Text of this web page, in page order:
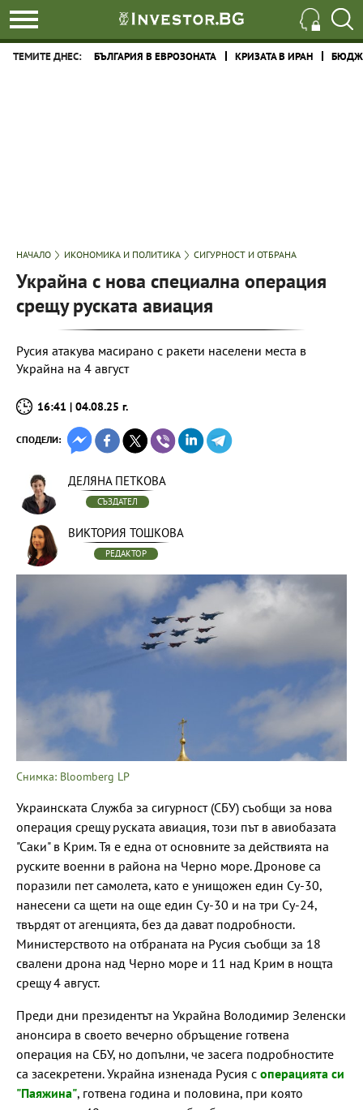
ТЕМИТЕ ДНЕС: БЪЛГАРИЯ В ЕВРОЗОНАТА КРИЗАТА В ИРАН
НАЧАЛО ИКОНОМИКА И ПОЛИТИКА СИГУРНОСТ И ОТБРАНА
Украйна с нова специална операция
срещу руската авиация
Русия атакува масирано с ракети населени места в
Украйна на 4 август
16:41 | 04.08.25 г.
СПОДЕЛИ:
ДЕЛЯНА ПЕТКОВА
СЪЗДАТЕЛ
ВИКТОРИЯ ТОШКОВА
РЕДАКТОР
Снимка: Bloomberg LP
Украинската Служба за сигурност (СБУ) съобщи за нова
операция срещу руската авиация, този път в авиобазата
"Саки" в Крим. Тя е една от основните за действията на
руските военни в района на Черно море. Дронове са
поразили пет самолета, като e унищожен един Су-30,
нанесени са щети на още един Су-30 и на три Су-24,
твърдят от агенцията, без да дават подробности.
Министерството на отбраната на Русия съобщи за 18
свалени дрона над Черно море и 11 над Крим в нощта
срещу 4 август.
Преди дни президентът на Украйна Володимир Зеленски
анонсира в своето вечерно обръщение готвена
операция на СБУ, но допълни, че засега подробностите
са засекретени. Украйна изненада Русия с операцията си
"Паяжина", готвена година и половина, при която